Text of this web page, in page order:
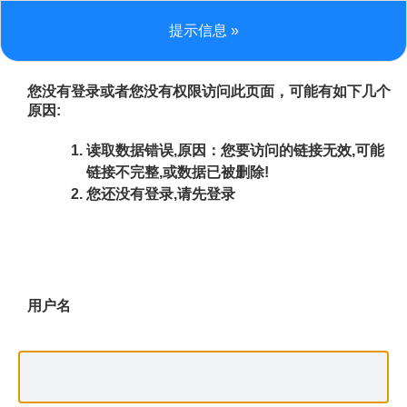
提示信息 »
您没有登录或者您没有权限访问此页面，可能有如下几个
原因:
读取数据错误,原因：您要访问的链接无效,可能
链接不完整,或数据已被删除!
您还没有登录,请先登录
用户名